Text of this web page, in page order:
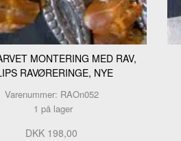
MONTERING MED RAV,
RAVØRERINGE, NYE
Varenummer: RAOn052
1 på lager
DKK 198,00